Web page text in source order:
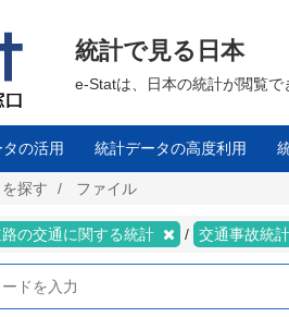
統計で見る日本
e-Statは、日本の統計が閲覧
の活用 統計データの高度利用
探す ファイル
の交通に関する統計 交通事故統